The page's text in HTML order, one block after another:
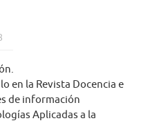
en la Revista Docencia e
de información
Aplicadas a la